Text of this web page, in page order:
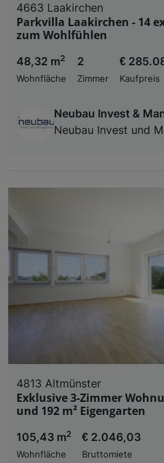
4663 Laakirchen
Parkvilla Laakirchen - 14
zum Wohlfühlen
48,32 m2
Wohnfläche
2
Zimmer
€
Kaufpreis
Neubau Invest &
Neubau Invest und
4813 Altmünster
Exklusive 3-Zimmer
und 192 m² Eigengarten
105,43 m2
Wohnfläche
€ 2.046,03
Bruttomiete